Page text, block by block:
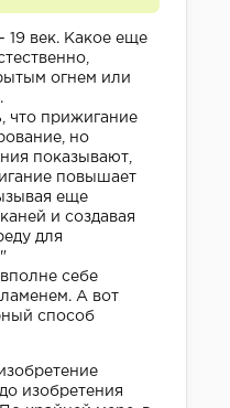
19 век. Какое еще
огнем или
что прижигание
но
показывают,
повышает
еще
и создавая
для
себе
А вот
способ
изобретения